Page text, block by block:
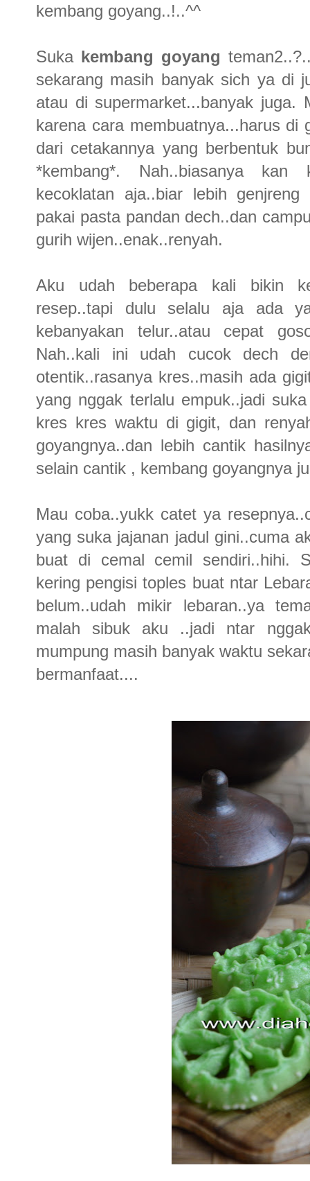
kembang goyang..!..^^
Suka kembang goyang
sekarang masih banyak sich ya di
atau di supermarket...banyak juga.
karena cara membuatnya...harus di
dari cetakannya yang berbentuk
*kembang*. Nah..biasanya kan
kecoklatan aja..biar lebih
pakai pasta pandan dech..dan
gurih wijen..enak..renyah.
Aku udah beberapa kali bikin
resep..tapi dulu selalu aja ada
kebanyakan telur..atau cepat
Nah..kali ini udah cucok dech
otentik..rasanya kres..masih ada
yang nggak terlalu empuk..jadi
kres kres waktu di gigit, dan
goyangnya..dan lebih cantik
selain cantik , kembang goyangnya
Mau coba..yukk catet ya
yang suka jajanan jadul gini..cuma
buat di cemal cemil sendiri..hihi.
kering pengisi toples buat ntar
belum..udah mikir lebaran..ya
malah sibuk aku ..jadi ntar
mumpung masih banyak waktu
bermanfaat....